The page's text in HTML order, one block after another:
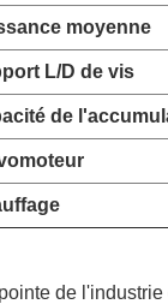
moyenne
L/D de vis
de
de